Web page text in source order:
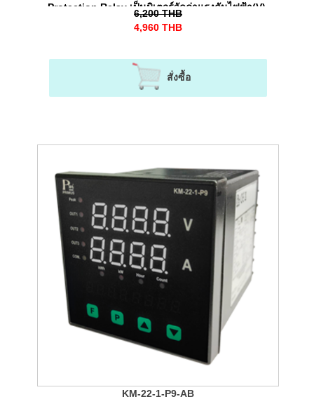
Protection Relay เป็นมิเตอร์วัดค่าแรงดันไฟฟ้า(V),
กระแสไฟฟ้า(A), พลังงานไฟฟ้า (kWh) พร้อมทั้งรีเลย์
ป้องกันไฟตก-ไฟเกินได้ สําหรับระบบไฟ 1 เฟส
6,200 THB
4,960 THB
สั่งซื้อ
KM-22-1-P9-AB